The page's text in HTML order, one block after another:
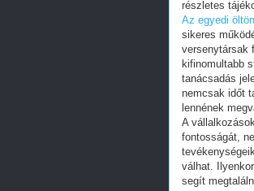
részletes
Az egyedi
sikeres
versenytársak
kifinomultabb
tanácsadás
nemcsak időt
lennének
A
fontosságát,
válhat.
segít